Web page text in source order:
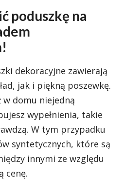
poduszkę na
dekoracyjne zawierają
jak i piękną poszewkę.
w domu niejedną
wypełnienia, takie
W tym przypadku
syntetycznych, które są
innymi ze względu
cenę.